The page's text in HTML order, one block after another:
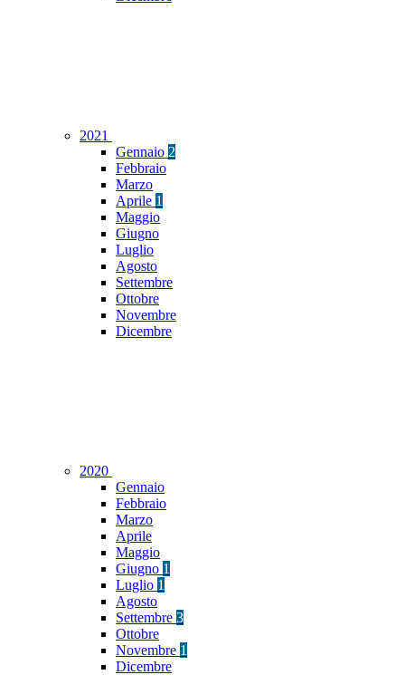
2021
Gennaio 2
Febbraio
Marzo
Aprile 1
Maggio
Giugno
Luglio
Agosto
Settembre
Ottobre
Novembre
Dicembre
2020
Gennaio
Febbraio
Marzo
Aprile
Maggio
Giugno 1
Luglio 1
Agosto
Settembre 3
Ottobre
Novembre 1
Dicembre